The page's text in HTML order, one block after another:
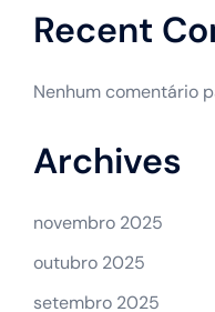
Recent
Nenhum comentário
Archives
novembro 2025
outubro 2025
setembro 2025